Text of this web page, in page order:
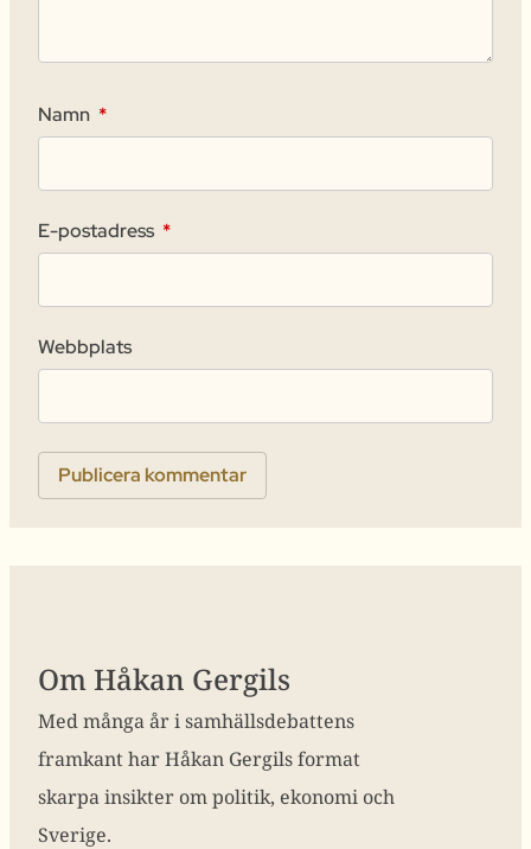
Namn *
E-postadress *
Webbplats
Om Håkan Gergils
Med många år i samhällsdebattens
framkant har Håkan Gergils format
skarpa insikter om politik, ekonomi och
Sverige.